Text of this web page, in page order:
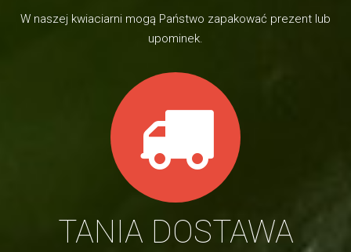
W naszej kwiaciarni mogą Państwo zapakować prezent lub
upominek.
TANIA DOSTAWA